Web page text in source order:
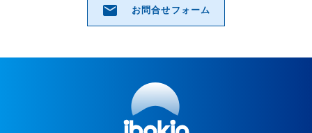
email お問合せフォーム